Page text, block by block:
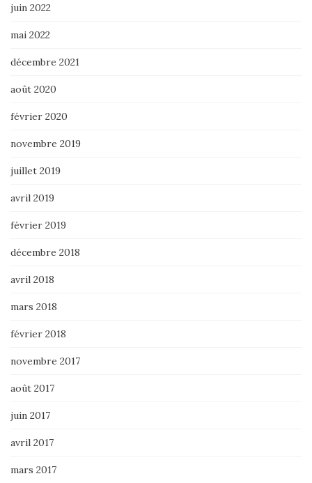
juin 2022
mai 2022
décembre 2021
août 2020
février 2020
novembre 2019
juillet 2019
avril 2019
février 2019
décembre 2018
avril 2018
mars 2018
février 2018
novembre 2017
août 2017
juin 2017
avril 2017
mars 2017